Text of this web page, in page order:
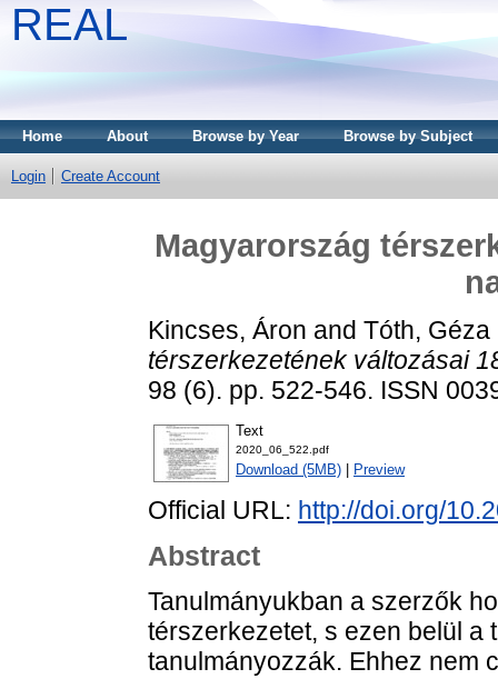
REAL
Home About Browse by Year Browse by Subject
Login Create Account
Magyarország
Kincses, Áron and Tóth, Géza
térszerkezetének változásai
98 (6). pp. 522-546. ISSN
Text
2020_06_522.pdf
Download (5MB) Preview
Official URL: http://doi.org/
Abstract
Tanulmányukban a szerzők
térszerkezetet, s ezen belül a
tanulmányozzák. Ehhez nem